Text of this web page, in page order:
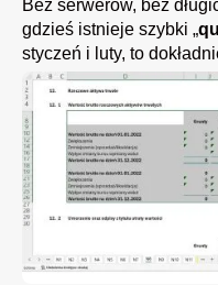
Bez serwerów, bez
gdzieś istnieje szybki „
styczeń i luty, to